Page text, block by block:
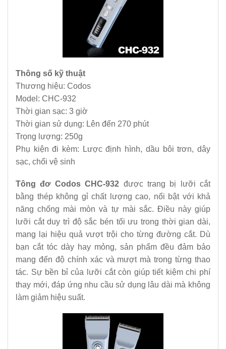
Thông số kỹ thuật
Thương hiệu: Codos
Model: CHC-932
Thời gian sạc: 3 giờ
Thời gian sử dụng: Lên đến 270 phút
Trọng lượng: 250g
Phụ kiện đi kèm: Lược định hình, dầu bôi trơn, dây
sạc, chổi vệ sinh
Tông đơ Codos CHC-932 được trang bị lưỡi cắt
bằng thép không gỉ chất lượng cao, nổi bật với khả
năng chống mài mòn và tự mài sắc. Điều này giúp
lưỡi cắt duy trì độ sắc bén tối ưu trong thời gian dài,
mang lại hiệu quả vượt trội cho từng đường cắt. Dù
bạn cắt tóc dày hay mỏng, sản phẩm đều đảm bảo
mang đến độ chính xác và mượt mà trong từng thao
tác. Sự bền bỉ của lưỡi cắt còn giúp tiết kiệm chi phí
thay mới, đáp ứng nhu cầu sử dụng lâu dài mà không
làm giảm hiệu suất.